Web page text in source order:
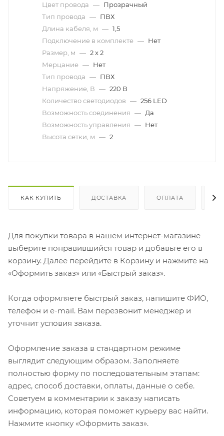
Цвет провода — Прозрачный
Тип провода — ПВХ
Длина кабеля, м — 1,5
Подключение в комплекте — Нет
Размер, м — 2 x 2
Мерцание — Нет
Тип провода — ПВХ
Напряжение, В — 220 В
Количество светодиодов — 256 LED
Возможность соединения — Да
Возможность управления — Нет
Высота сетки, м — 2
КАК КУПИТЬ ДОСТАВКА ОПЛАТА
Для покупки товара в нашем интернет-магазине
выберите понравившийся товар и добавьте его в
корзину. Далее перейдите в Корзину и нажмите на
«Оформить заказ» или «Быстрый заказ».
Когда оформляете быстрый заказ, напишите ФИО,
телефон и e-mail. Вам перезвонит менеджер и
уточнит условия заказа.
Оформление заказа в стандартном режиме
выглядит следующим образом. Заполняете
полностью форму по последовательным этапам:
адрес, способ доставки, оплаты, данные о себе.
Советуем в комментарии к заказу написать
информацию, которая поможет курьеру вас найти.
Нажмите кнопку «Оформить заказ».